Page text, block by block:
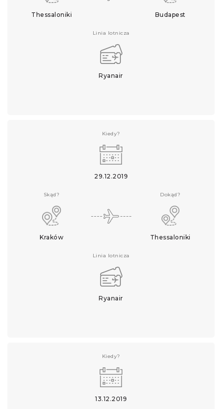
Thessaloniki Budapest
Linia lotnicza
Ryanair
Kiedy?
29.12.2019
Skąd?
Kraków
Dokąd?
Thessaloniki
Linia lotnicza
Ryanair
Kiedy?
13.12.2019